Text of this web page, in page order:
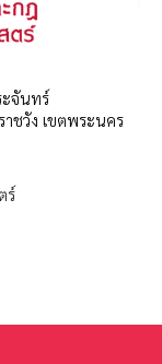
ะจันทร์
ชวัง เขตพระนคร
ร์